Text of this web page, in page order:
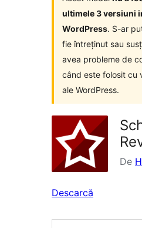
ultimele 3 versiuni
WordPress. S-ar
fie întreținut sau
avea probleme de
când este folosit cu
ale WordPress.
De
Descarcă